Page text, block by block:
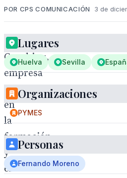
POR CPS COMUNICACIÓN 3 de
Pyme
Coaching,
empresa
referente
en
la
formación
y
el
Lugares
Huelva Sevilla
Organizaciones
PYMES
Personas
Fernando Moreno